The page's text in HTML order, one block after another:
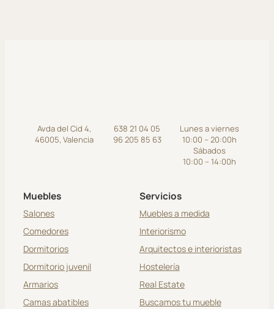
Avda del Cid 4,
46005, Valencia
638 21 04 05
96 205 85 63
Lunes a viernes
10:00 – 20:00h
Sábados
10:00 – 14:00h
Muebles
Salones
Comedores
Dormitorios
Dormitorio juvenil
Armarios
Camas abatibles
Servicios
Muebles a medida
Interiorismo
Arquitectos e interioristas
Hostelería
Real Estate
Buscamos tu mueble